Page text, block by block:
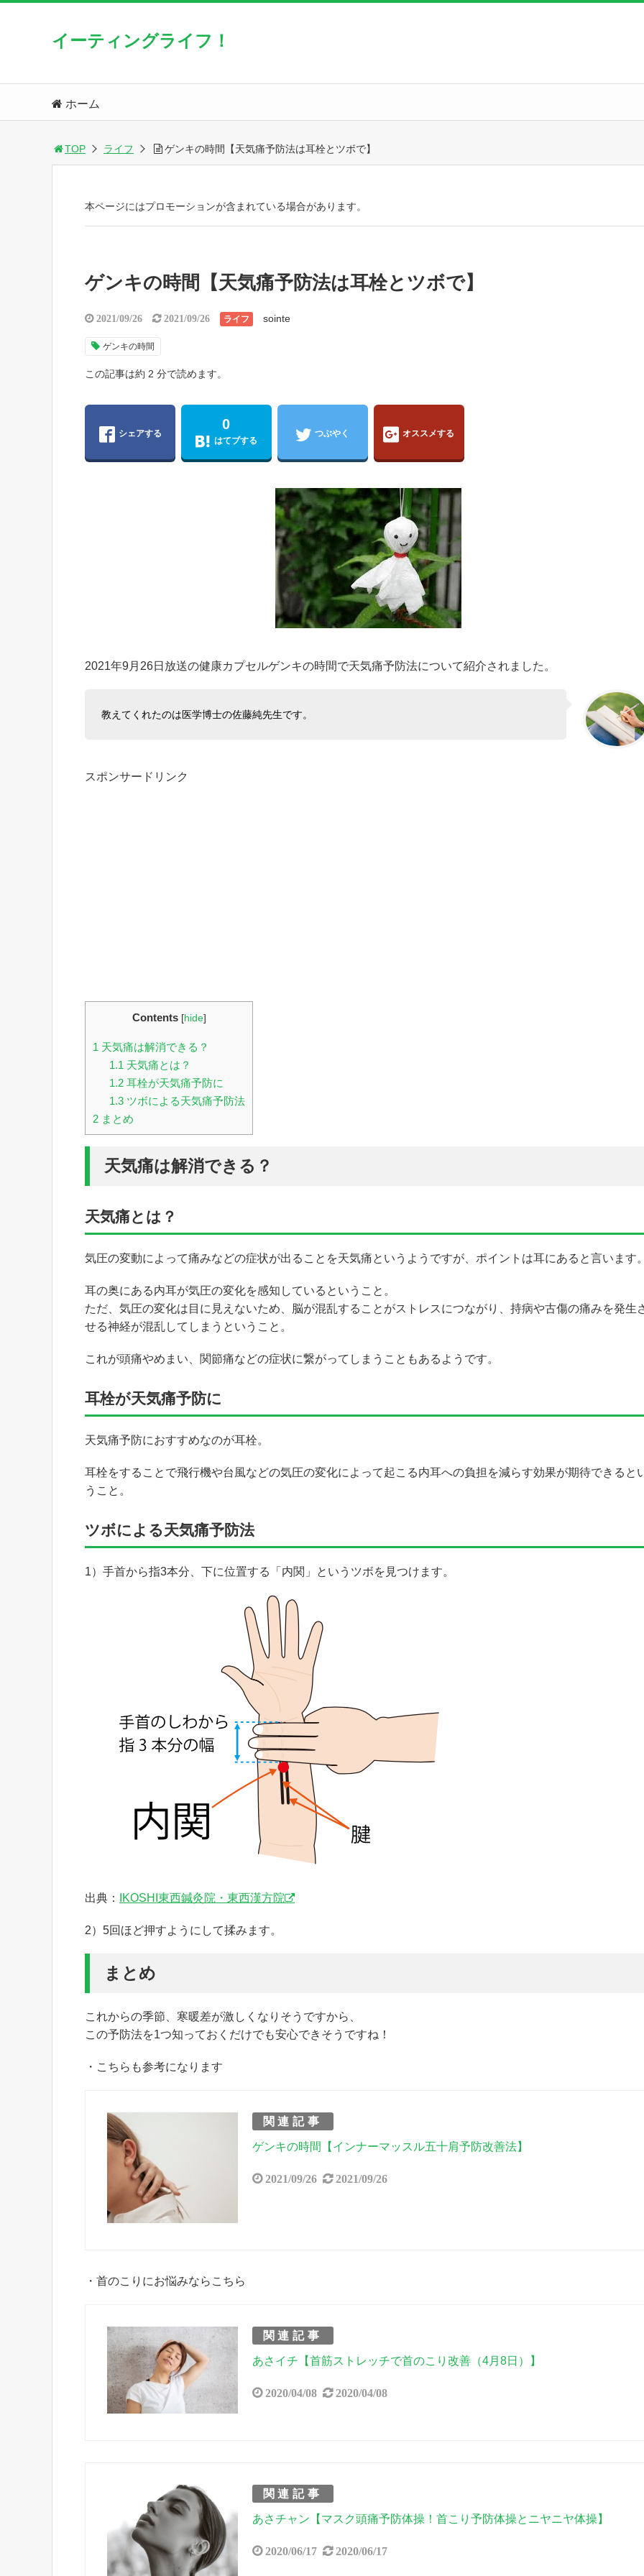
イーティングライフ！
ホーム
TOP ライフ ゲンキの時間【天気痛予防法は耳栓とツボで】
本ページにはプロモーションが含まれている場合があります。
ゲンキの時間【天気痛予防法は耳栓とツボで】
2021/09/26 2021/09/26 ライフ sointe
ゲンキの時間
この記事は約 2 分で読めます。
シェアする
0
はてブする
つぶやく オススメする
2021年9月26日放送の健康カプセルゲンキの時間で天気痛予防法について紹介されました。
教えてくれたのは医学博士の佐藤純先生です。
スポンサードリンク
Contents [hide]
1 天気痛は解消できる？
1.1 天気痛とは？
1.2耳栓が天気痛予防に
1.3ツボによる天気痛予防法
2 まとめ
天気痛は解消できる？
天気痛とは？
気圧の変動によって痛みなどの症状が出ることを天気痛というようですが、ポイントは耳にあると言います
耳の奥にある内耳が気圧の変化を感知しているということ。
ただ、気圧の変化は目に見えないため、脳が混乱することがストレスにつながり、持病や古傷の痛みを発生
せる神経が混乱してしまうということ。
これが頭痛やめまい、関節痛などの症状に繋がってしまうこともあるようです。
耳栓が天気痛予防に
天気痛予防におすすめなのが耳栓。
耳栓をすることで飛行機や台風などの気圧の変化によって起こる内耳への負担を減らす効果が期待できると
うこと。
ツボによる天気痛予防法
1）手首から指3本分、下に位置する「内関」というツボを見つけます。
出典： IKOSHI東西鍼灸院・東西漢方院
2）5回ほど押すようにして揉みます。
まとめ
これからの季節、寒暖差が激しくなりそうですから、
この予防法を1つ知っておくだけでも安心できそうですね！
・こちらも参考になります
関連記事
ゲンキの時間【インナーマッスル五十肩予防改善法】
2021/09/26 2021/09/26
・首のこりにお悩みならこちら
関連記事
あさイチ【首筋ストレッチで首のこり改善（4月8日）】
2020/04/08 2020/04/08
関連記事
あさチャン【マスク頭痛予防体操！首こり予防体操とニヤニヤ体操】
2020/06/17 2020/06/17